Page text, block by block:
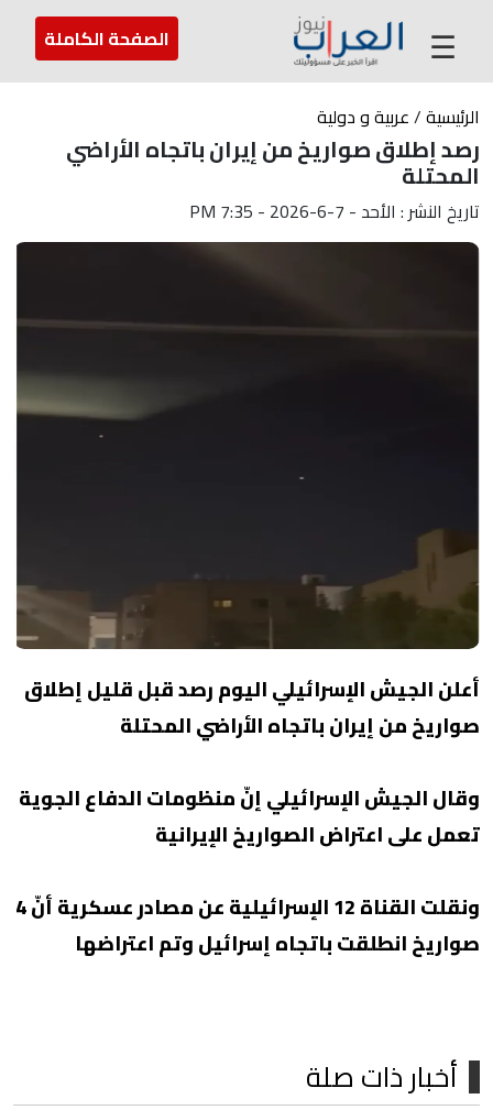
عن العراب ارسل لنا ☰ الصفحة الكاملة
الرئيسية/عربية و دولية
رصد إطلاق صواريخ من إيران باتجاه الأراضي
المحتلة
تاريخ النشر : الأحد - 7-6-2026 - 7:35 PM
أعلن الجيش الإسرائيلي اليوم رصد قبل قليل إطلاق
صواريخ من إيران باتجاه الأراضي المحتلة
وقال الجيش الإسرائيلي إنّ منظومات الدفاع الجوية
تعمل على اعتراض الصواريخ الإيرانية
ونقلت القناة 12 الإسرائيلية عن مصادر عسكرية أنّ 4
صواريخ انطلقت باتجاه إسرائيل وتم اعتراضها
أخبار ذات صلة